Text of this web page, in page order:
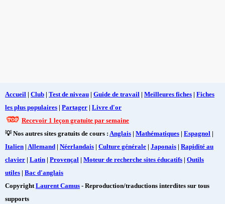
Accueil | Club | Test de niveau | Guide de travail | Meilleures fiches | Fiches
les plus populaires | Partager | Livre d'or
Recevoir 1 leçon gratuite par semaine
💡 Nos autres sites gratuits de cours : Anglais | Mathématiques | Espagnol |
Italien | Allemand | Néerlandais | Culture générale | Japonais | Rapidité au
clavier | Latin | Provençal | Moteur de recherche sites éducatifs | Outils
utiles | Bac d'anglais
Copyright Laurent Camus - Reproduction/traductions interdites sur tous
supports